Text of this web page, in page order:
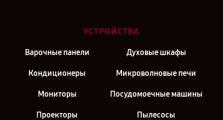
УСТРОЙСТВА
Варочные панели Духовые шкафы
Кондиционеры Микроволновые печи
Мониторы Посудомоечные машины
Проекторы Пылесосы